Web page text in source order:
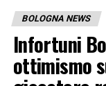
BOLOGNA NEWS
Infortuni
ottimismo